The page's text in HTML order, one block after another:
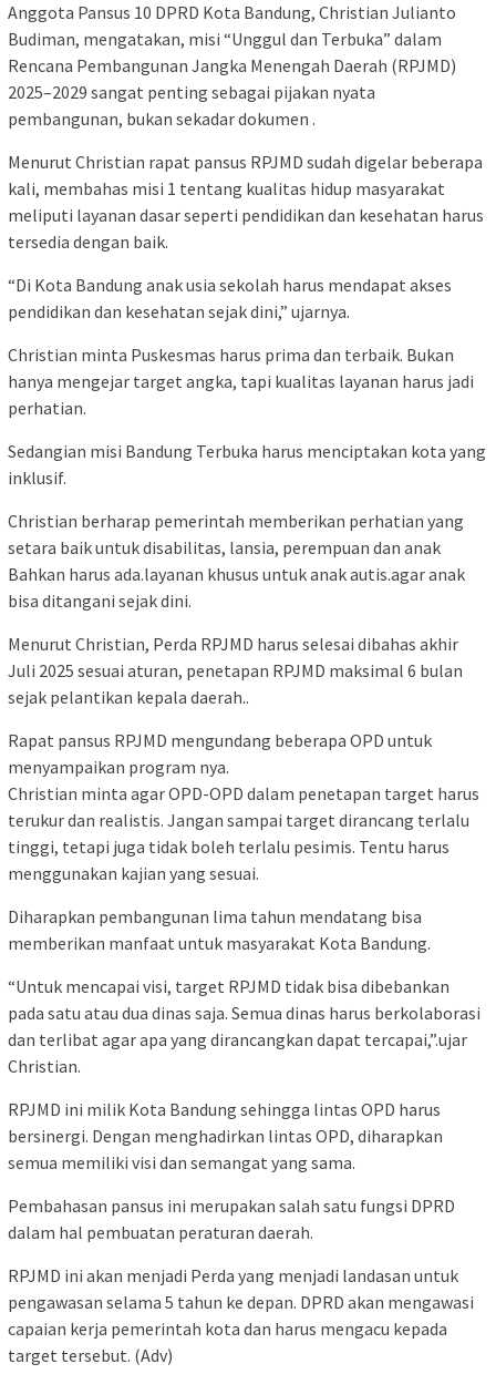
Anggota Pansus 10 DPRD Kota Bandung, Christian Julianto
Budiman, mengatakan, misi “Unggul dan Terbuka” dalam
Rencana Pembangunan Jangka Menengah Daerah (RPJMD)
2025–2029 sangat penting sebagai pijakan nyata
pembangunan, bukan sekadar dokumen .
Menurut Christian rapat pansus RPJMD sudah digelar beberapa
kali, membahas misi 1 tentang kualitas hidup masyarakat
meliputi layanan dasar seperti pendidikan dan kesehatan harus
tersedia dengan baik.
“Di Kota Bandung anak usia sekolah harus mendapat akses
pendidikan dan kesehatan sejak dini,” ujarnya.
Christian minta Puskesmas harus prima dan terbaik. Bukan
hanya mengejar target angka, tapi kualitas layanan harus jadi
perhatian.
Sedangian misi Bandung Terbuka harus menciptakan kota yang
inklusif.
Christian berharap pemerintah memberikan perhatian yang
setara baik untuk disabilitas, lansia, perempuan dan anak
Bahkan harus ada.layanan khusus untuk anak autis.agar anak
bisa ditangani sejak dini.
Menurut Christian, Perda RPJMD harus selesai dibahas akhir
Juli 2025 sesuai aturan, penetapan RPJMD maksimal 6 bulan
sejak pelantikan kepala daerah..
Rapat pansus RPJMD mengundang beberapa OPD untuk
menyampaikan program nya.
Christian minta agar OPD-OPD dalam penetapan target harus
terukur dan realistis. Jangan sampai target dirancang terlalu
tinggi, tetapi juga tidak boleh terlalu pesimis. Tentu harus
menggunakan kajian yang sesuai.
Diharapkan pembangunan lima tahun mendatang bisa
memberikan manfaat untuk masyarakat Kota Bandung.
“Untuk mencapai visi, target RPJMD tidak bisa dibebankan
pada satu atau dua dinas saja. Semua dinas harus berkolaborasi
dan terlibat agar apa yang dirancangkan dapat tercapai,”.ujar
Christian.
RPJMD ini milik Kota Bandung sehingga lintas OPD harus
bersinergi. Dengan menghadirkan lintas OPD, diharapkan
semua memiliki visi dan semangat yang sama.
⁠Pembahasan pansus ini merupakan salah satu fungsi DPRD
dalam hal pembuatan peraturan daerah.
RPJMD ini akan menjadi Perda yang menjadi landasan untuk
pengawasan selama 5 tahun ke depan. DPRD akan mengawasi
capaian kerja pemerintah kota dan harus mengacu kepada
target tersebut. (Adv)